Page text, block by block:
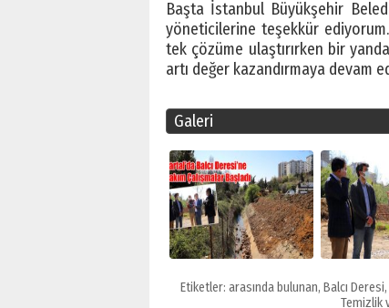
Başta İstanbul Büyükşehir
yöneticilerine teşekkür ediyorum.
tek çözüme ulaştırırken bir
artı değer kazandırmaya devam
Galeri
Etiketler: arasında bulunan, Balcı Deresi,
Temizlik